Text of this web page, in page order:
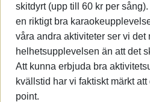
skitdyrt (upp till 60 kr per
en riktigt bra
våra andra aktiviteter ser vi det
helhetsupplevelsen än att det
Att kunna erbjuda bra
kvällstid har vi faktiskt märkt
point.